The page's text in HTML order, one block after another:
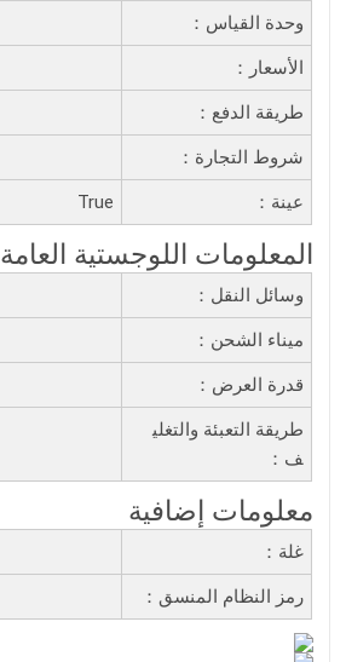
وحدة القياس：
الأسعار：
طريقة الدفع：
شروط التجارة：
عينة： True
المعلومات اللوجستية العامة
وسائل النقل：
ميناء الشحن：
قدرة العرض：
طريقة التعبئة والتغلي
ف：
معلومات إضافية
غلة：
رمز النظام المنسق：